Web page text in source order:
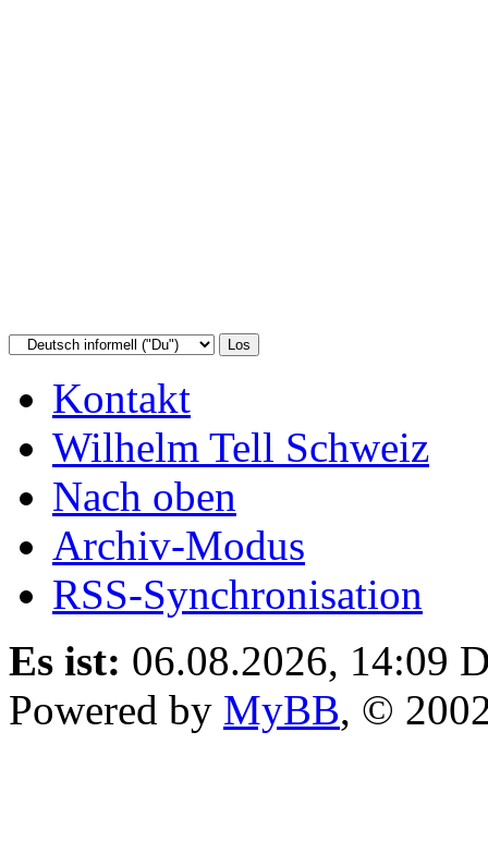
Kontakt
Wilhelm Tell Schweiz
Nach oben
Archiv-Modus
RSS-Synchronisation
Es ist: 06.08.2026, 14:09
Powered by MyBB, ©